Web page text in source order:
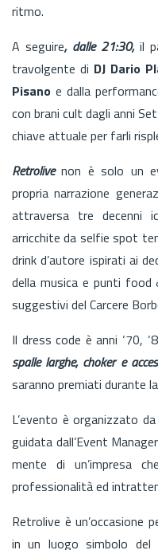
ritmo.
A seguire, dalle 21:30,il
travolgente di DJ Dario
Pisano e dalla
con brani cult dagli anni
chiave attuale per farli
Retrolivenon è solo un
propria narrazione
attraversa tre decenni
arricchite da selfie spot
drink d’autore ispirati ai
della musica e punti food
suggestivi del Carcere
Il dress code è anni ‘70,
spalle larghe, choker e
saranno premiati durante
L’evento è organizzato
guidata dall’Event
mente di un’impresa
professionalità ed
Retrolive è un’occasione
in un luogo simbolo